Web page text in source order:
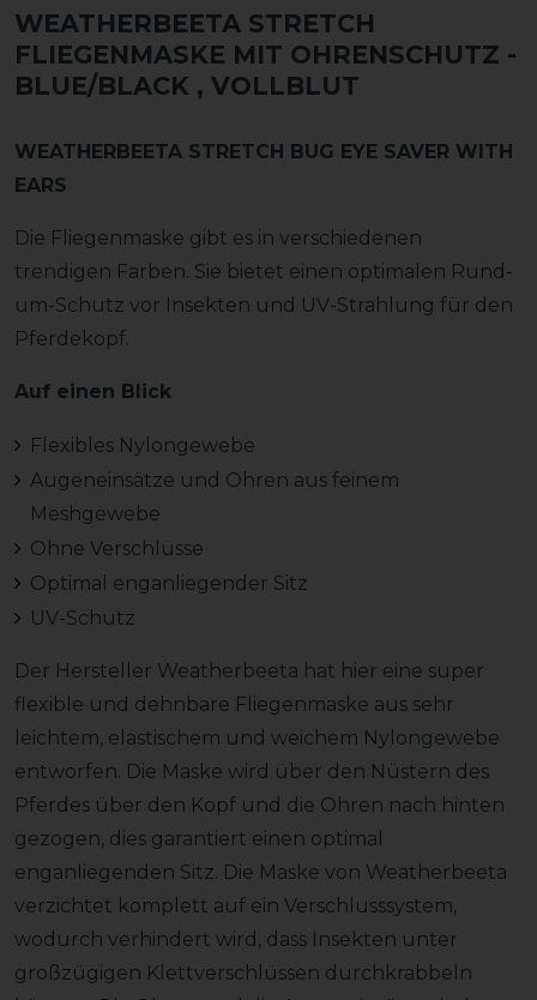
WEATHERBEETA STRETCH
FLIEGENMASKE MIT OHRENSCHUTZ -
BLUE/BLACK , VOLLBLUT
WEATHERBEETA STRETCH BUG EYE SAVER WITH
EARS
Die Fliegenmaske gibt es in verschiedenen
trendigen Farben. Sie bietet einen optimalen Rund-
um-Schutz vor Insekten und UV-Strahlung für den
Pferdekopf.
Auf einen Blick
Flexibles Nylongewebe
Augeneinsätze und Ohren aus feinem
Meshgewebe
Ohne Verschlüsse
Optimal enganliegender Sitz
UV-Schutz
Der Hersteller Weatherbeeta hat hier eine super
flexible und dehnbare Fliegenmaske aus sehr
leichtem, elastischem und weichem Nylongewebe
entworfen. Die Maske wird über den Nüstern des
Pferdes über den Kopf und die Ohren nach hinten
gezogen, dies garantiert einen optimal
enganliegenden Sitz. Die Maske von Weatherbeeta
verzichtet komplett auf ein Verschlusssystem,
wodurch verhindert wird, dass Insekten unter
großzügigen Klettverschlüssen durchkrabbeln